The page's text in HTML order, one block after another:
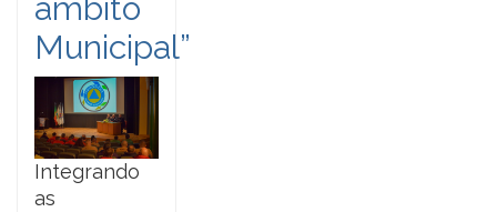
âmbito
Municipal”
Integrando
as